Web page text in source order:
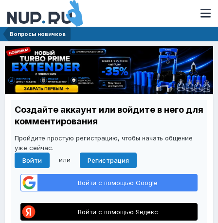
Вопросы новичков
Создайте аккаунт или войдите в него для
комментирования
Пройдите простую регистрацию, чтобы начать общение
уже сейчас.
Войти
или Регистрация
Войти с помощью Google
Войти с помощью Яндекс